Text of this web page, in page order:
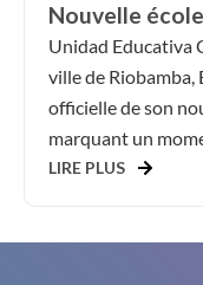
Nouvelle
Unidad Educativa
ville de Riobamba,
officielle de son
marquant un
LIRE PLUS